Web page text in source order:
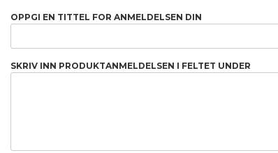
OPPGI EN TITTEL FOR ANMELDELSEN DIN
SKRIV INN PRODUKTANMELDELSEN I FELTET UNDER